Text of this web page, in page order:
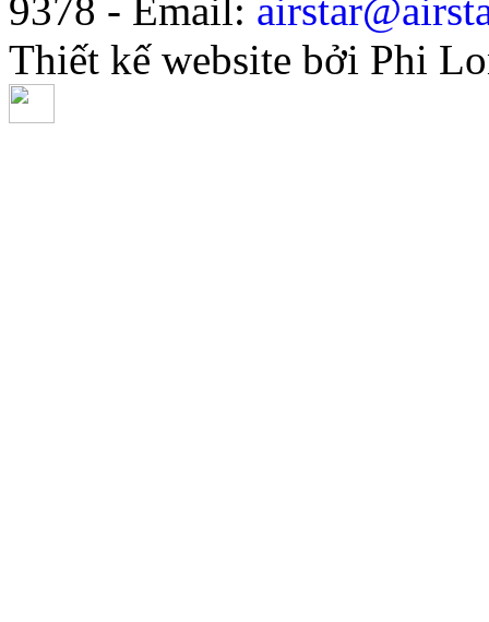
9378 - Email:
Thiết kế website bởi Phi